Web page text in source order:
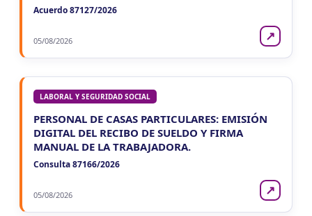
Acuerdo 87127/2026
05/08/2026 ↗
LABORAL Y SEGURIDAD SOCIAL
PERSONAL DE CASAS PARTICULARES: EMISIÓN
DIGITAL DEL RECIBO DE SUELDO Y FIRMA
MANUAL DE LA TRABAJADORA.
Consulta 87166/2026
05/08/2026 ↗